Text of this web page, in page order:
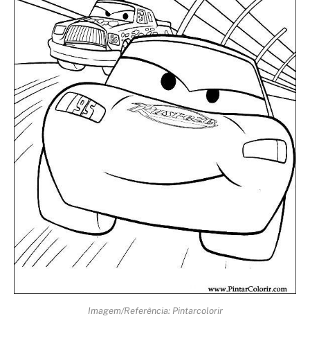
Imagem/Referência: Pintarcolorir